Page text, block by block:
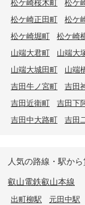
松ケ崎桜木町
松ケ
松ケ崎正田町
松ケ
松ケ崎堀町
松ケ崎
山端大君町
山端大
山端大城田町
山端
吉田牛ノ宮町
吉田
吉田近衛町
吉田下
吉田中大路町
吉田
人気の路線・駅か
叡山電鉄叡山本線
出町柳駅 元田中駅